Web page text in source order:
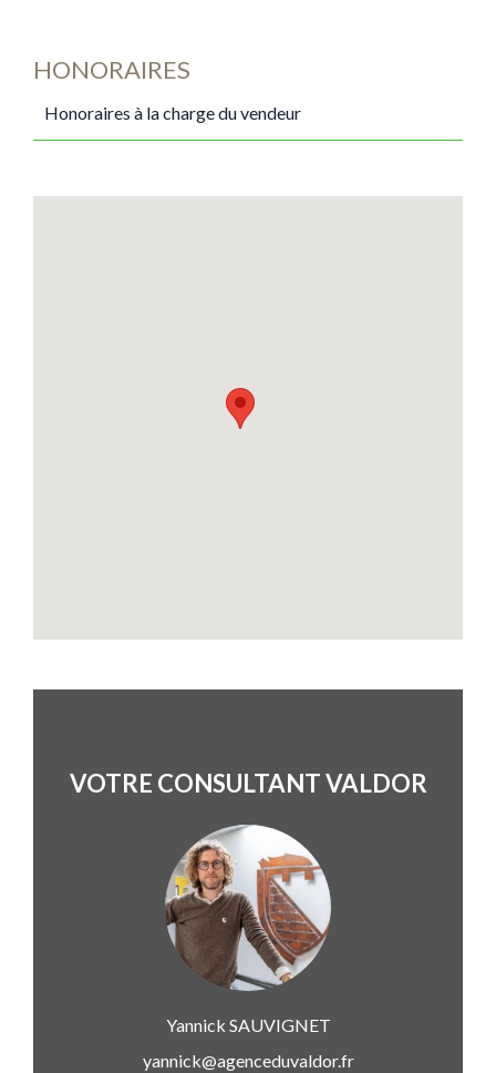
HONORAIRES
Honoraires à la charge du vendeur
VOTRE CONSULTANT VALDOR
Yannick SAUVIGNET
yannick@agenceduvaldor.fr